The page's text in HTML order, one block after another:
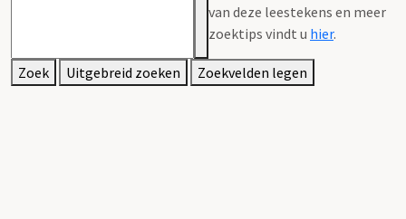
van deze leestekens en meer
zoektips vindt u hier.
Zoek Uitgebreid zoeken Zoekvelden legen